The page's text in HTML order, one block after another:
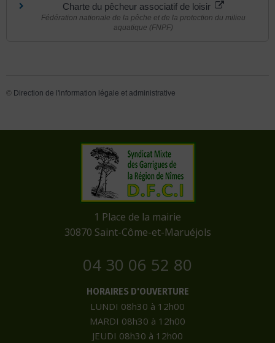
Charte du pêcheur associatif de loisir
Fédération nationale de la pêche et de la protection du milieu
aquatique (FNPF)
© Direction de l'information légale et administrative
​1 Place de la mairie
​30870 Saint-Côme-et-Maruéjols
04 30 06 52 80
HORAIRES D'OUVERTURE
LUNDI 08h30 à 12h00
MARDI 08h30 à 12h00
JEUDI 08h30 à 12h00